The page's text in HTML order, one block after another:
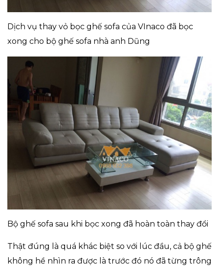
Dịch vụ thay vỏ bọc ghế sofa của VInaco đã bọc
xong cho bộ ghế sofa nhà anh Dũng
Bộ ghế sofa sau khi bọc xong đã hoàn toàn thay đổi
Thật đúng là quá khác biệt so với lúc đầu, cả bộ ghế
không hề nhìn ra được là trước đó nó đã từng trông